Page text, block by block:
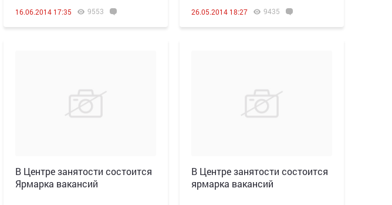
16.06.2014 17:35 9553 26.05.2014 18:27 9435
В Центре занятости состоится
Ярмарка вакансий
В Центре занятости состоится
ярмарка вакансий